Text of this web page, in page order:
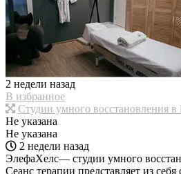
2 недели назад
В избранное
Студии умного восстановления
Не указана
Не указана
2 недели назад
ЭлефаХелс— студии умного
Сеанс терапии представляет из себя